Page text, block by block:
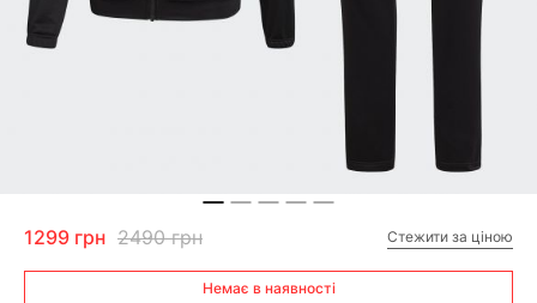
1299 грн 2490 грн Стежити за ціною
Немає в наявності